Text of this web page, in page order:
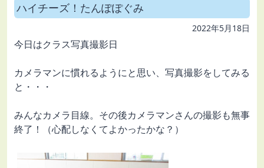
ハイチーズ！たんぽぽぐみ
2022年5月18日
今日はクラス写真撮影日
カメラマンに慣れるようにと思い、写真撮影をしてみる
と・・・
みんなカメラ目線。その後カメラマンさんの撮影も無事
終了！（心配しなくてよかったかな？）